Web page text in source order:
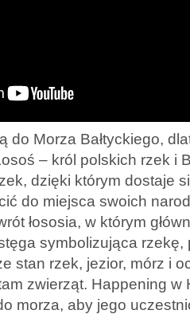
do Morza Bałtyckiego,
– król polskich rzek i
dzięki którym
do miejsca swoich
łososia, w którym
symbolizująca rzekę,
stan rzek, jezior, mórz i
zwierząt. Happening w
morza, aby jego